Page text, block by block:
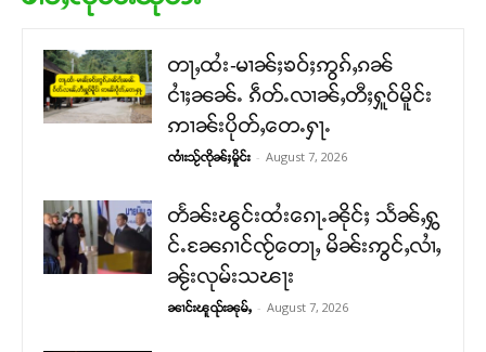
တႃႇထႆး-မၢၼ်ႈၶဝ်ႈဢွၵ်ႇၵၼ်
ငၢႆႈၼၼ်ႉ ၵဵတ်ႉလၢၼ်ႇတီႈႁူဝ်မိူင်း
ဢၢၼ်းပိုတ်ႇတေႉႁႃႉ
ၸၢႆးသႂ်ၸိုၼ်ႈမိူင်း - August 7, 2026
တႅၼ်းၽွင်းထႆးၵေႃႉၼိုင်ႈ သႅၼ်ႇႁွ
င်ႉၼႄၵၢင်ၸႂ်တေႃႇ မိၼ်းဢွင်ႇလၢႆႇ
ၼႂ်းလုမ်းသၽႃး
ၼၢင်းၽူၺ်းၼုမ်ႇ - August 7, 2026